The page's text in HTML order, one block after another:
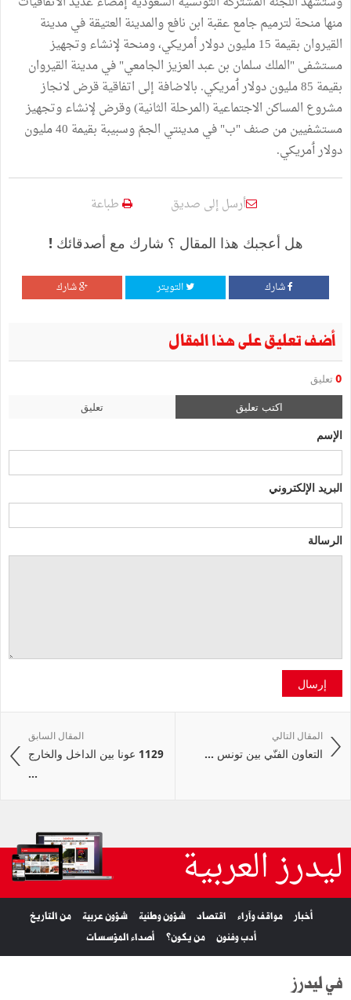
منها منحة لترميم جامع عقبة ابن نافع والمدينة العتيقة في مدينة
القيروان بقيمة 15 مليون دولار أمريكي، ومنحة لإنشاء وتجهيز
مستشفى "الملك سلمان بن عبد العزيز الجامعي" في مدينة القيروان
بقيمة 85 مليون دولار ٲمريكي. بالاضافة إلى اتفاقية قرض لانجاز
مشروع المساكن الاجتماعية (المرحلة الثانية) وقرض لإنشاء وتجهيز
مستشفيين من صنف "ب" في مدينتي الجمّ وسبيبة بقيمة 40 مليون
دولار ٲمريكي.
أرسل إلى صديق طباعة
هل أعجبك هذا المقال ؟ شارك مع أصدقائك !
شارك التويتر شارك
أضف تعليق على هذا المقال
0 تعليق
اكتب تعليق تعليق
الإسم
البريد الإلكتروني
الرسالة
إرسال
المقال السابق
1129 عونا بين الداخل والخارج
...
المقال التالي
التعاون الفنّي بين تونس ...
ليدرز العربية
أخبار مواقف وآراء اقتصاد شؤون وطنية شؤون عربية
من التاريخ
أدب وفنون
من يكون؟ أصداء المؤسسات
في ليدرز